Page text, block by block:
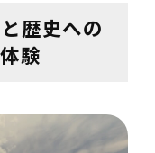
歴史への
験